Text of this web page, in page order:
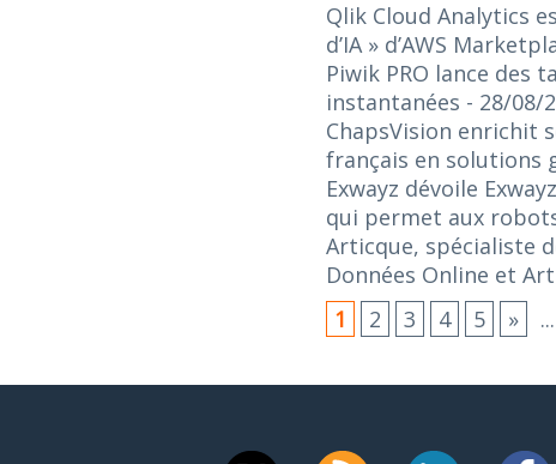
Qlik Cloud Analytics
d’IA » d’AWS
Piwik PRO lance des
instantanées - 28/08/
ChapsVision enrichit
français en solutions
Exwayz dévoile
qui permet aux
Articque, spécialiste
Données Online et
1
2 3 4 5 » ...